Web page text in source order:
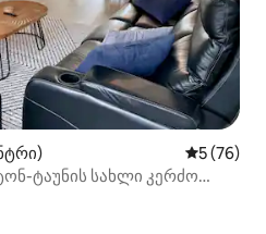
საშუალო
5 (76)
ტაუნის სახლი კერძო